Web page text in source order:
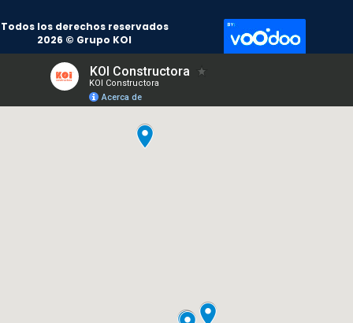
Todos los derechos reservados
2026 © Grupo KOI